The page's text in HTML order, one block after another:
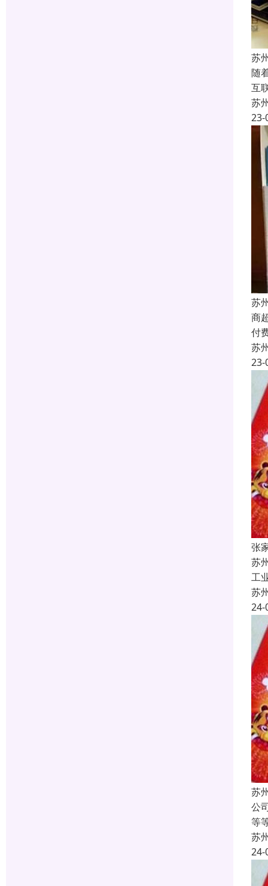
苏
随
互
苏
23-
苏
商
付
苏
23-
张
苏
工
苏
24-
苏
公
等
苏
24-